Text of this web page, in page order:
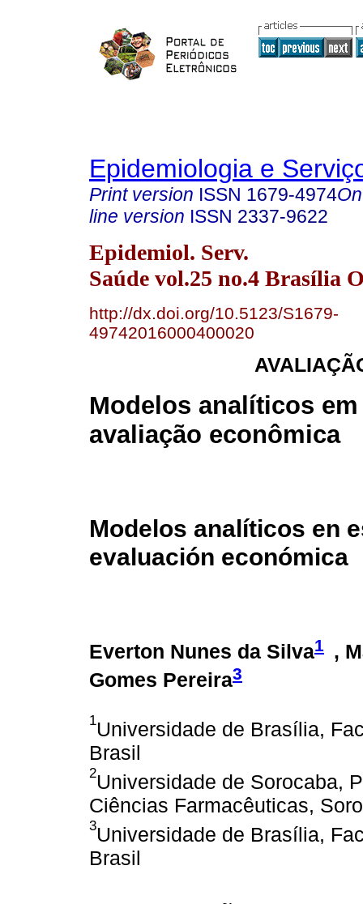
Epidemiologia e
Print version ISSN 1679-4974
line version ISSN 2337-9622
Epidemiol. Serv.
Saúde vol.25 no.4 Brasília
http://dx.doi.org/10.5123/S1679-
49742016000400020
Modelos analíticos
avaliação econômica
Modelos analíticos en
evaluación económica
Everton Nunes da Silva1 ,
Gomes Pereira3
1Universidade de Brasília,
Brasil
2Universidade de Sorocaba,
Ciências Farmacêuticas,
3Universidade de Brasília,
Brasil